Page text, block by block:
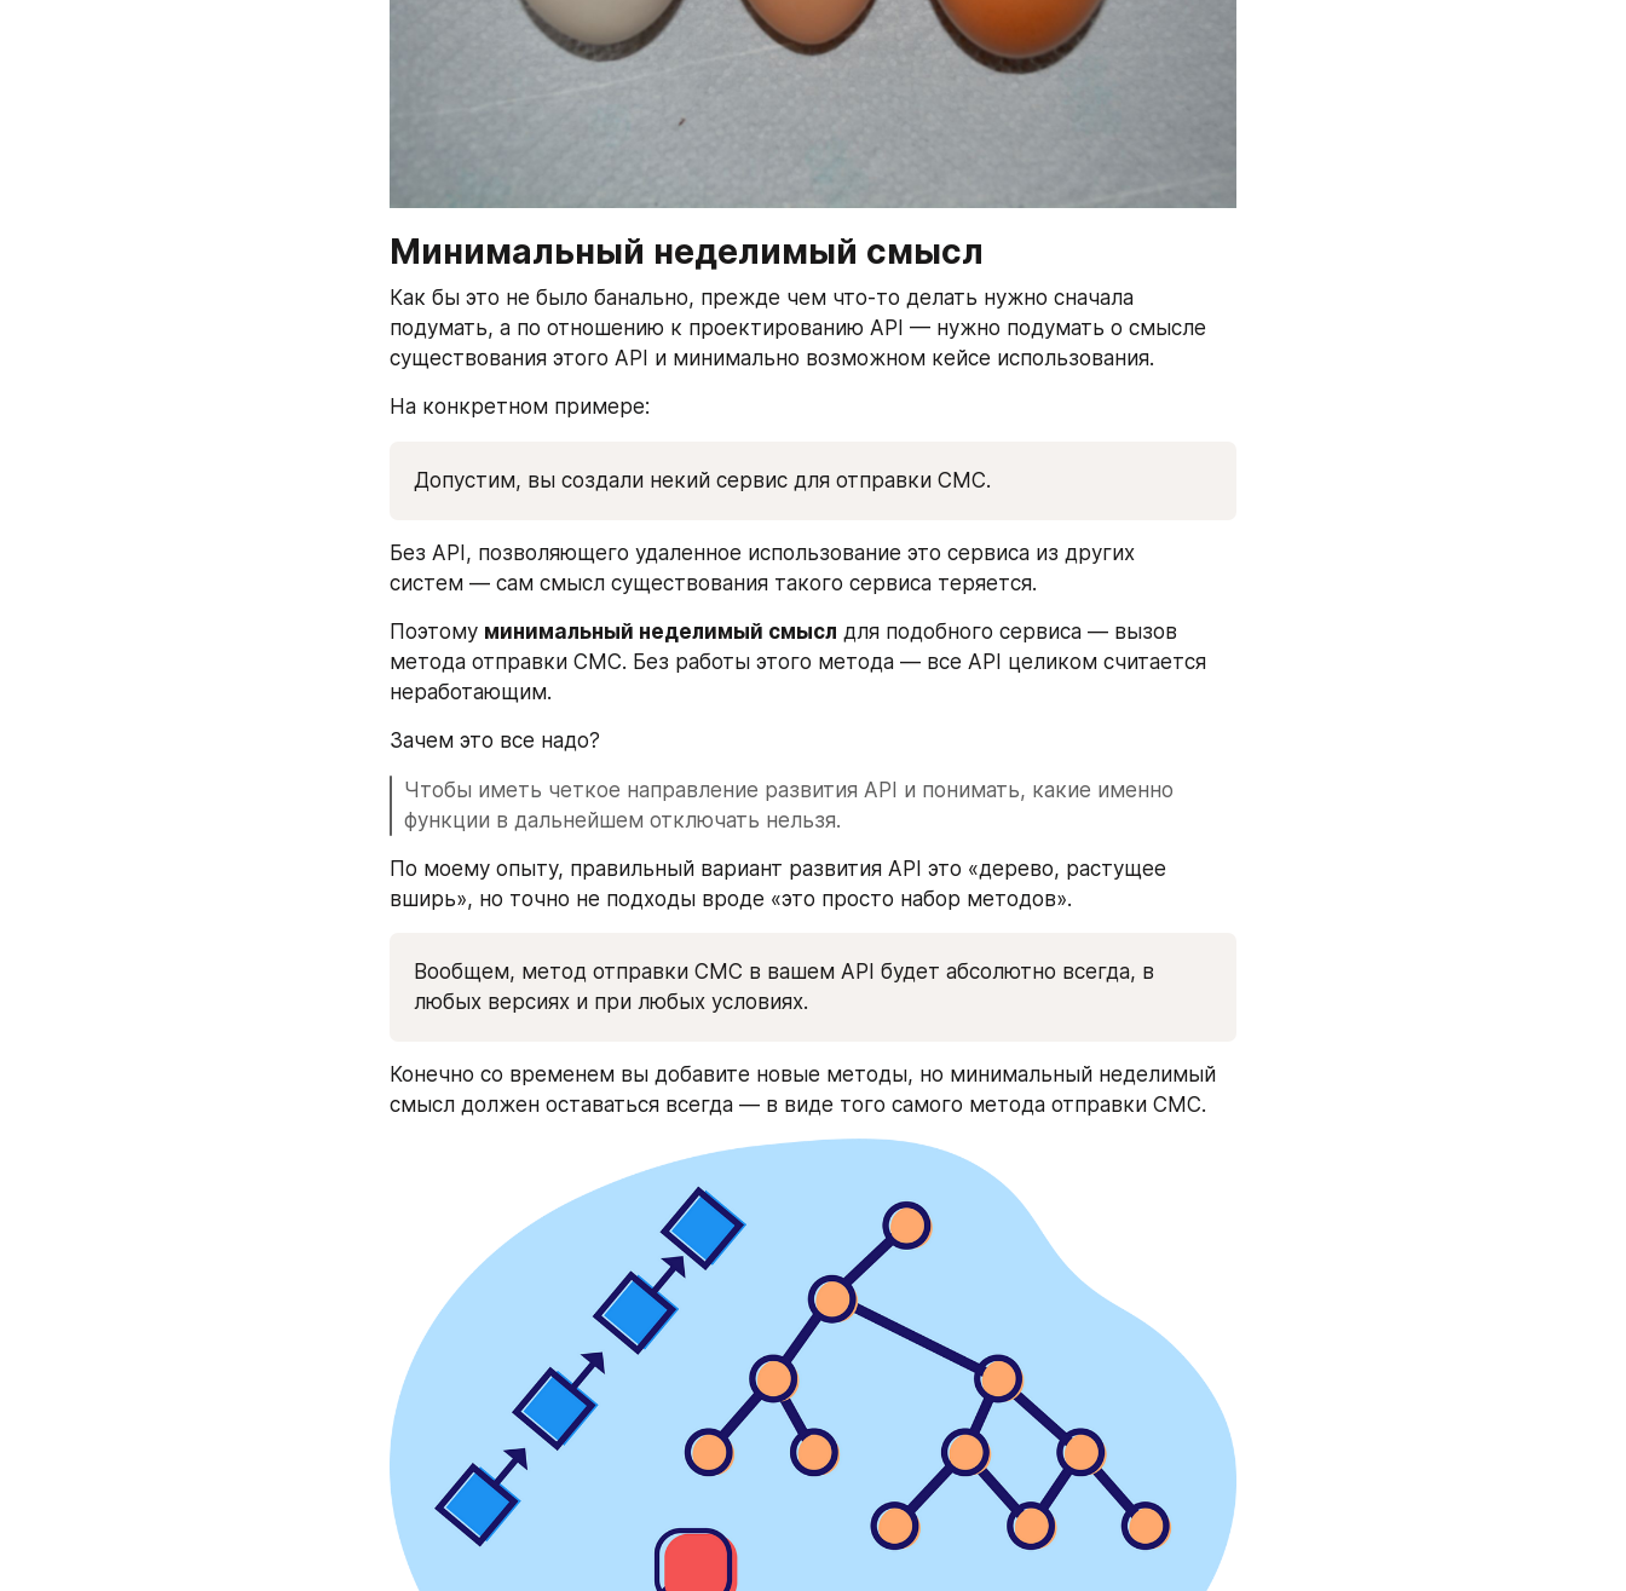
Минимальный неделимый смысл
Как бы это не было банально, прежде чем что-то делать нужно сначала
подумать, а по отношению к проектированию API — нужно подумать о смысле
существования этого API и минимально возможном кейсе использования.
На конкретном примере:
Допустим, вы создали некий сервис для отправки СМС.
Без API, позволяющего удаленное использование это сервиса из других
систем — сам смысл существования такого сервиса теряется.
Поэтому минимальный неделимый смысл для подобного сервиса — вызов
метода отправки СМС. Без работы этого метода — все API целиком считается
неработающим.
Зачем это все надо?
Чтобы иметь четкое направление развития API и понимать, какие именно
функции в дальнейшем отключать нельзя.
По моему опыту, правильный вариант развития API это «дерево, растущее
вширь», но точно не подходы вроде «это просто набор методов».
Вообщем, метод отправки СМС в вашем API будет абсолютно всегда, в
любых версиях и при любых условиях.
Конечно со временем вы добавите новые методы, но минимальный неделимый
смысл должен оставаться всегда — в виде того самого метода отправки СМС.